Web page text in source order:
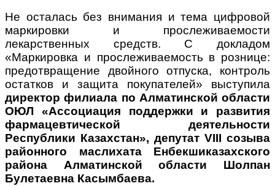
Не осталась без внимания и тема цифровой
маркировки и прослеживаемости
лекарственных средств. С докладом
«Маркировка и прослеживаемость в рознице:
предотвращение двойного отпуска, контроль
остатков и защита покупателей» выступила
директор филиала по Алматинской области
ОЮЛ «Ассоциация поддержки и развития
фармацевтической деятельности
Республики Казахстан», депутат VIII созыва
районного маслихата Енбекшиказахского
района Алматинской области Шолпан
Булетаевна Касымбаева.